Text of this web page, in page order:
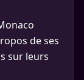
de ses
sur leurs